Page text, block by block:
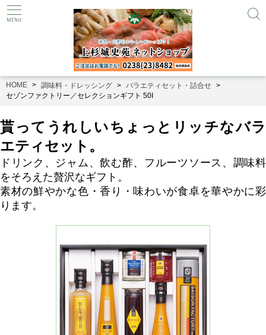
HOME 調味料・ドレッシング
バラエティセット・詰合せ
セゾンファクトリー／セレクションギフト 50I
貰ってうれしいちょっとリッチなバラ
エティセット。
ドリンク、ジャム、飲む酢、フルーツソース、調味料
をそろえた贅沢なギフト。
素材の鮮やかな色・香り・味わいが食卓を華やかに彩
ります。